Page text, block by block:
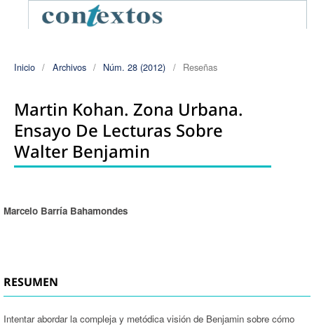
Inicio / Archivos / Núm. 28 (2012) / Reseñas
Martin Kohan. Zona Urbana.
Ensayo De Lecturas Sobre
Walter Benjamin
Autores/as
Marcelo Barría Bahamondes
RESUMEN
Intentar abordar la compleja y metódica visión de Benjamin sobre cómo